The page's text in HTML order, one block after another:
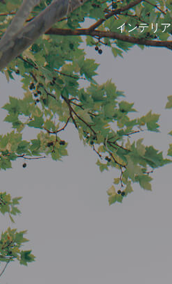
インテリア